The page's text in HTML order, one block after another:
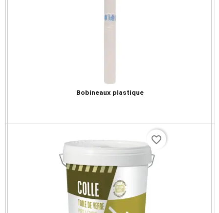
Bobineaux plastique
favorite_border